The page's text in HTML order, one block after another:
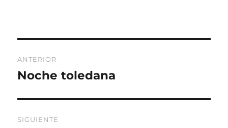
de
ANTERIOR
Entrada
Noche toledana
SIGUIENTE